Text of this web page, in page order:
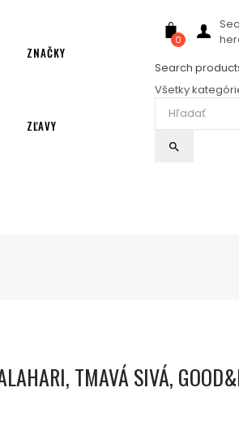
ZNAČKY
ZĽAVY
0
Search
Všetky
search
TMAVÁ SIVÁ,